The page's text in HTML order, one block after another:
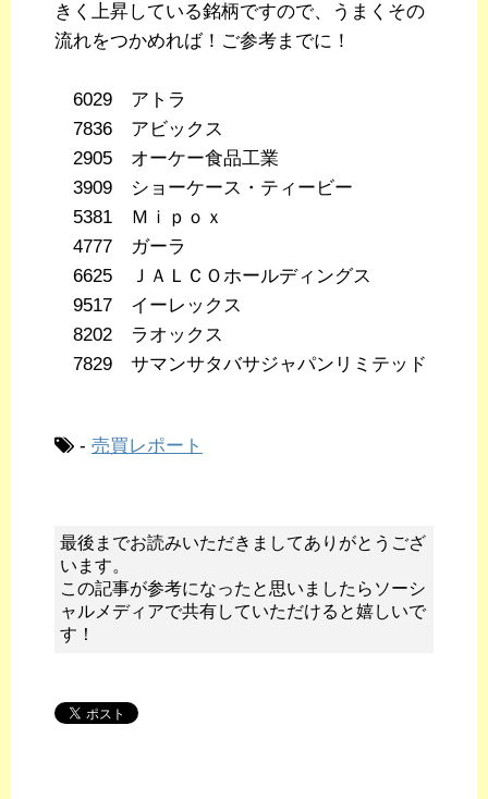
きく上昇している銘柄ですので、うまくその
流れをつかめれば！ご参考までに！
6029 アトラ
7836 アビックス
2905 オーケー食品工業
3909 ショーケース・ティービー
5381 Ｍｉｐｏｘ
4777 ガーラ
6625 ＪＡＬＣＯホールディングス
9517 イーレックス
8202 ラオックス
7829 サマンサタバサジャパンリミテッド
- 売買レポート
最後までお読みいただきましてありがとうござ
います。
この記事が参考になったと思いましたらソーシ
ャルメディアで共有していただけると嬉しいで
す！